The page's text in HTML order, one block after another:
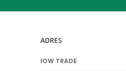
ADRES
IOW TRADE